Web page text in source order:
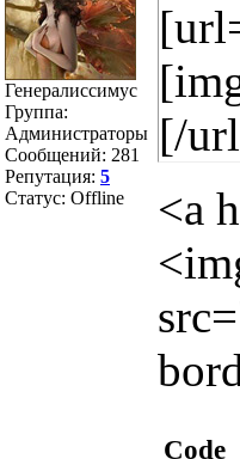
Генералиссимус
Группа:
Администраторы
Сообщений: 281
Репутация: 5
Статус: Offline
[/
<a
Code